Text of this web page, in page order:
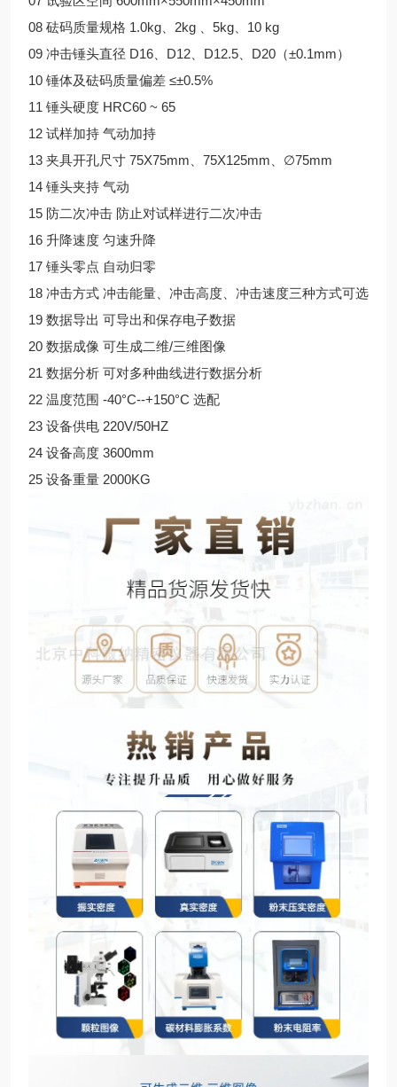
08 砝码质量规格 1.0kg、2kg 、5kg、10 kg
09 冲击锤头直径 D16、D12、D12.5、D20（±0.1mm）
10 锤体及砝码质量偏差 ≤±0.5%
11 锤头硬度 HRC60 ~ 65
12 试样加持 气动加持
13 夹具开孔尺寸 75X75mm、75X125mm、∅75mm
14 锤头夹持 气动
15 防二次冲击 防止对试样进行二次冲击
16 升降速度 匀速升降
17 锤头零点 自动归零
18 冲击方式 冲击能量、冲击高度、冲击速度三种方式可选
19 数据导出 可导出和保存电子数据
20 数据成像 可生成二维/三维图像
21 数据分析 可对多种曲线进行数据分析
22 温度范围 -40°C--+150°C 选配
23 设备供电 220V/50HZ
24 设备高度 3600mm
25 设备重量 2000KG